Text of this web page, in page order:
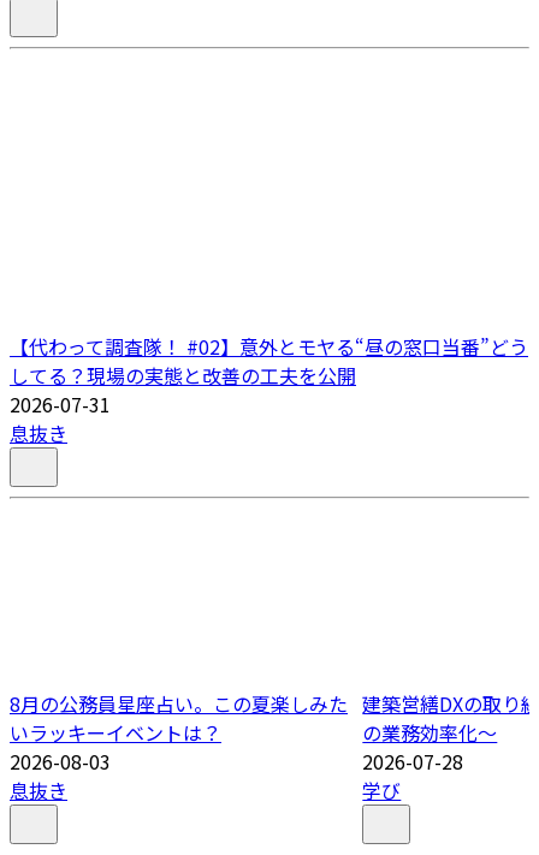
【代わって調査隊！ #02】意外とモヤる“昼の窓口当番”どう
してる？現場の実態と改善の工夫を公開
2026-07-31
息抜き
8月の公務員星座占い。この夏楽しみた
いラッキーイベントは？
2026-08-03
息抜き
建築営繕DXの取り
の業務効率化～
2026-07-28
学び